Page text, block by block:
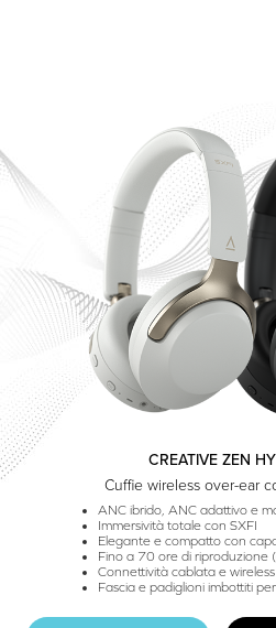
CREATIVE ZEN
Cuffie wireless over-ear
ANC ibrido, ANC adattivo e
Immersività totale con SXFI
Elegante e compatto con
Fino a 70 ore di riproduzione
Connettività cablata e wireless
Fascia e padiglioni imbottiti